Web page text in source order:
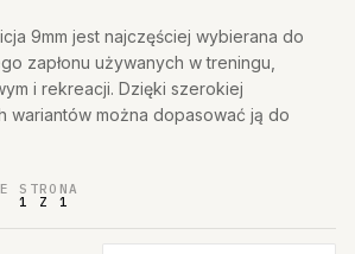
9mm jest najczęściej wybierana do
zapłonu używanych w treningu,
i rekreacji. Dzięki szerokiej
wariantów można dopasować ją do
STRONA
1 Z 1